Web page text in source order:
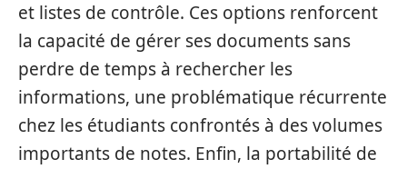
et listes de contrôle. Ces options renforcent
la capacité de gérer ses documents sans
perdre de temps à rechercher les
informations, une problématique récurrente
chez les étudiants confrontés à des volumes
importants de notes. Enfin, la portabilité de